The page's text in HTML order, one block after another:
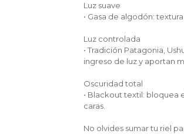
Luz suave
• Gasa de algodón:
Luz controlada
• Tradición Patagonia,
ingreso de luz y aportan
Oscuridad total
• Blackout textil: bloquea
caras.
No olvides sumar tu riel